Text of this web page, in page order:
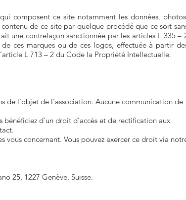
composent ce site notamment les données,
de ce site par quelque procédé que ce soit
une contrefaçon sanctionnée par les articles L 335 –
ces marques ou de ces logos, effectuée à partir
L 713 – 2 du Code la Propriété Intellectuelle.
de l’objet de l’association. Aucune communication de
d’un droit d’accès et de rectification aux
concernant. Vous pouvez exercer ce droit via
25, 1227 Genève, Suisse.